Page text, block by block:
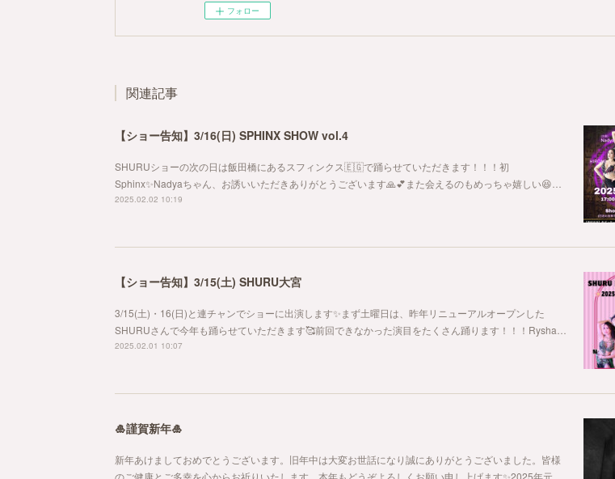
フォロー
関連記事
【ショー告知】3/16(日) SPHINX SHOW vol.4
SHURUショーの次の日は飯田橋にあるスフィンクス🇪🇬で踊らせていただきます！！！初
Sphinx✨Nadyaちゃん、お誘いいただきありがとうございます🙏💕また会えるのもめっちゃ嬉しい😆…
2025.02.02 10:19
【ショー告知】3/15(土) SHURU大宮
3/15(土)・16(日)と連チャンでショーに出演します✨まず土曜日は、昨年リニューアルオープンした
SHURUさんで今年も踊らせていただきます🥰前回できなかった演目をたくさん踊ります！！！Rysha…
2025.02.01 10:07
🎍謹賀新年🎍
新年あけましておめでとうございます。旧年中は大変お世話になり誠にありがとうございました。皆様
のご健康とご多幸を心からお祈りいたします。本年もどうぞよろしくお願い申し上げます✨2025年元…